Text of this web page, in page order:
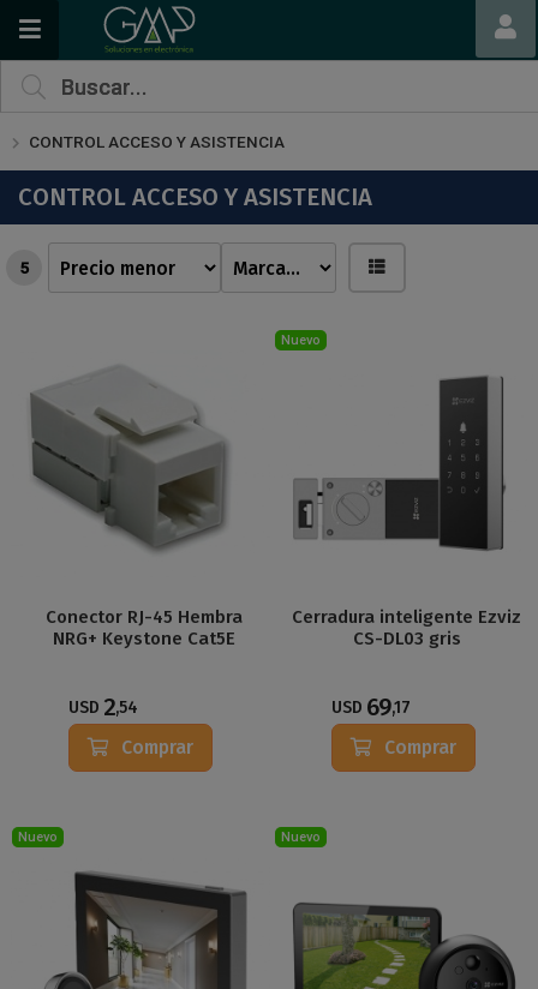
CONTROL ACCESO Y ASISTENCIA
CONTROL ACCESO Y ASISTENCIA
5
Conector RJ-45 Hembra
NRG+ Keystone Cat5E
USD 2,54
Comprar
Nuevo
Cerradura inteligente Ezviz
CS-DL03 gris
USD 69,17
Comprar
Nuevo Nuevo